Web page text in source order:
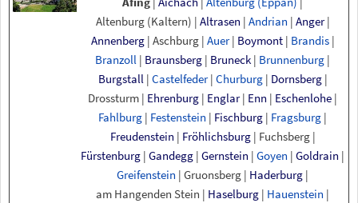
Altenburg (Kaltern) | Altrasen | Andrian | Anger |
Annenberg | Aschburg | Auer | Boymont | Brandis |
Branzoll | Braunsberg | Bruneck | Brunnenburg |
Burgstall | Castelfeder | Churburg | Dornsberg |
Drossturm | Ehrenburg | Englar | Enn | Eschenlohe |
Fahlburg | Festenstein | Fischburg | Fragsburg |
Freudenstein | Fröhlichsburg | Fuchsberg |
Fürstenburg | Gandegg | Gernstein | Goyen | Goldrain |
Greifenstein | Gruonsberg | Haderburg |
am Hangenden Stein | Haselburg | Hauenstein |